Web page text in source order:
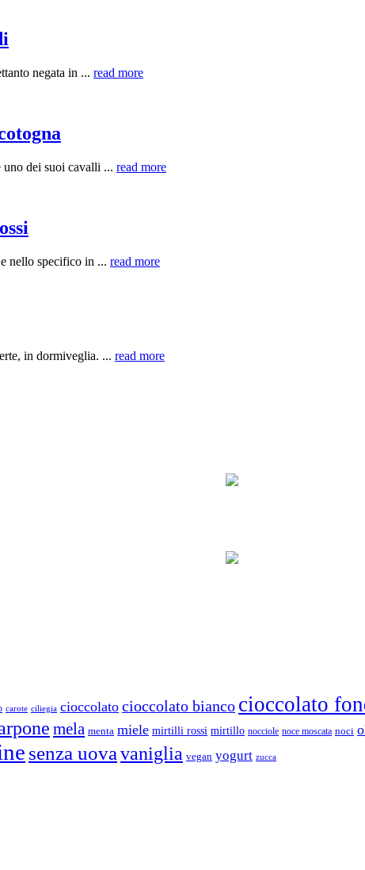
negata in ... read more
uno dei suoi cavalli ... read more
nello specifico in ... read more
in dormiveglia. ... read more
carote ciliegia cioccolato cioccolato bianco cioccolato
mela menta miele mirtilli rossi mirtillo nocciole noce moscata noci
senza uovavaniglia vegan yogurt zucca